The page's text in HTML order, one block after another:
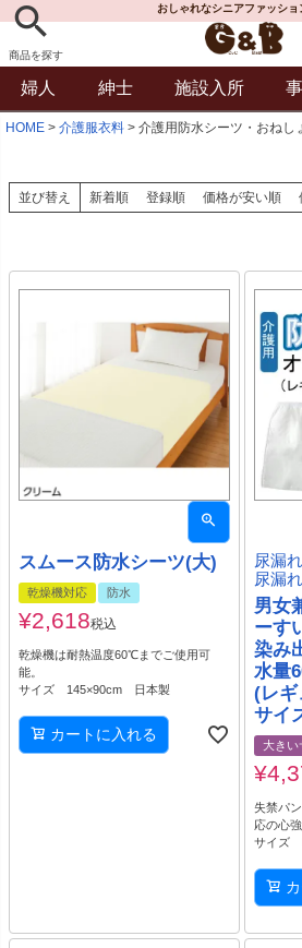
商品を探す
おしゃれなシニアファッショ
婦人 紳士 施設入所
HOME 介護服衣料 介護用防水シーツ・おねし
並び替え 新着順 登録順 価格が安い順
スムース防水シーツ(大)
乾燥機対応 防水
¥2,618税込
乾燥機は耐熱温度60℃までご使用可
能。
サイズ 145×90cm 日本製
カートに入れる
尿漏
尿漏
男女
ーす
染み
水量
(レギ
サイ
大きい
¥
失禁パ
応の心
サイズ